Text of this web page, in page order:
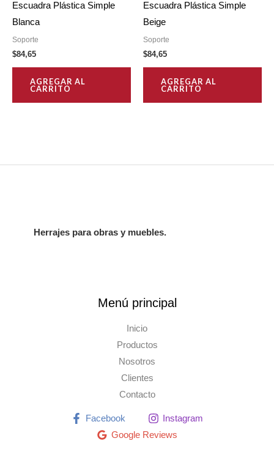
Escuadra Plástica Simple
Blanca
Soporte
$84,65
AGREGAR AL
CARRITO
Escuadra Plástica Simple
Beige
Soporte
$84,65
AGREGAR AL
CARRITO
Herrajes para obras y muebles.
Menú principal
Inicio
Productos
Nosotros
Clientes
Contacto
Facebook
Instagram
Google Reviews